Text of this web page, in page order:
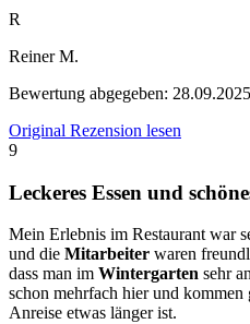
R
Reiner M.
Bewertung abgegeben: 28.09.2025
Original Rezension lesen
9
Leckeres Essen und
Mein Erlebnis im Restaurant war
und die Mitarbeiter waren
dass man im Wintergarten sehr
schon mehrfach hier und
Anreise etwas länger ist.